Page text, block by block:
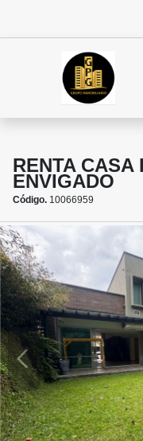
RENTA
ENVIGADO
Código. 10066959